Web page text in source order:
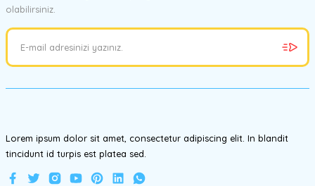
Ürün resmi kalitesiz, bozuk veya görüntülenemiyor.
Ürün bilgilerinde hatalar bulunuyor.
olabilirsiniz.
Lorem ipsum dolor sit amet, consectetur adipiscing elit. In blandit
tincidunt id turpis est platea sed.